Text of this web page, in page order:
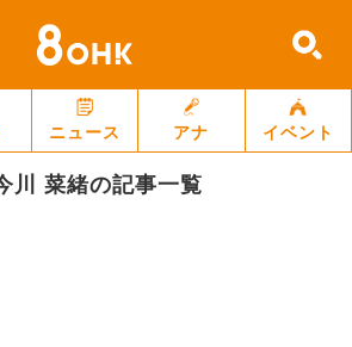
ニュース アナ イベント
川 菜緒の記事一覧